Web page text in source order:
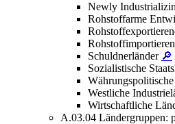
Newly
Rohstoffarme
Schuldnerländer 🔎
Sozialistische
Westliche
Wirtschaftliche
A.03.04 Ländergruppen: